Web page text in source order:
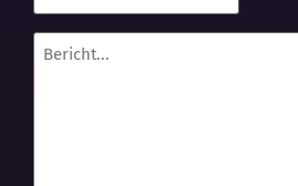
Bericht...